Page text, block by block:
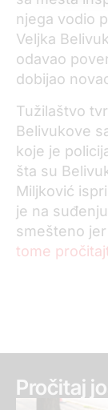
njega vodio
Veljka
odavao
dobijao
Tužilaštvo
Belivukove
koje je
šta su
Miljković
je na
smešteno
tome
Pročitaj